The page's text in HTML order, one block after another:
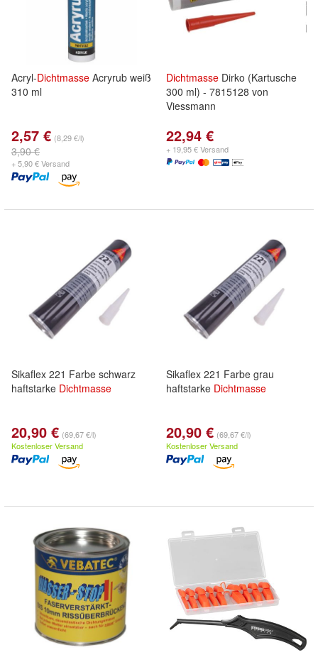
Acryl-Dichtmasse Acryrub weiß
310 ml
2,57 € (8,29 €/l)
3,90 €
+ 5,90 € Versand
Dichtmasse Dirko (Kartusche
300 ml) - 7815128 von
Viessmann
22,94 €
+ 19,95 € Versand
Sikaflex 221 Farbe schwarz
haftstarke Dichtmasse
20,90 € (69,67 €/l)
Kostenloser Versand
Sikaflex 221 Farbe grau
haftstarke Dichtmasse
20,90 € (69,67 €/l)
Kostenloser Versand